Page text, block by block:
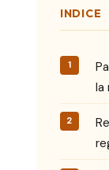
INDICE
la